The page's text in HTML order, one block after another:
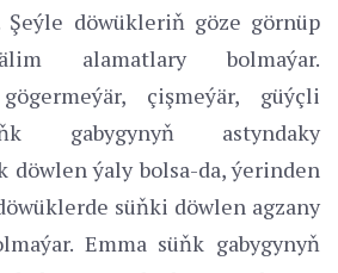
Şeýle döwükleriň göze görnüp
alamatlary bolmaýar.
çişmeýär, güýçli
gabygynyň astyndaky
döwlen ýaly bolsa-da, ýerinden
süňki döwlen agzany
Emma süňk gabygynyň